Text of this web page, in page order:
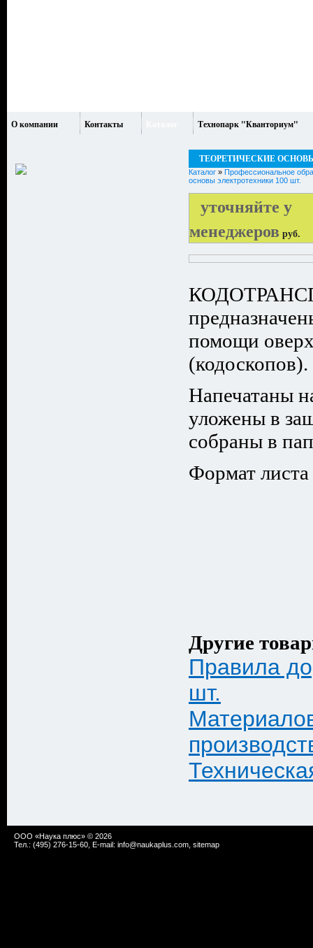
О компании Контакты Технопарк "Кванториум"
ТЕОРЕТИЧЕСКИЕ
Каталог » Профессиональное
основы электротехники 100 шт.
уточняйте у
менеджеров руб.
помощи
(кодоскопов).
Напечатаны
уложены в
собраны в
Формат
Другие
Правила
шт.
ООО «Наука плюс» © 2026
Тел.: (495) 276-15-60, E-mail: info@naukaplus.com sitemap